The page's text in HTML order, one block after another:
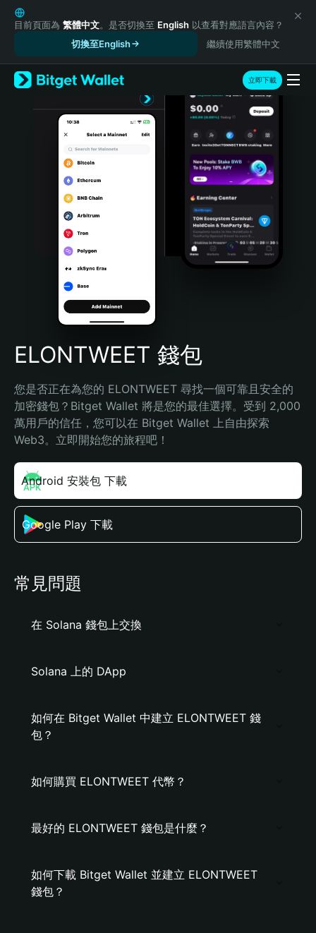
English
日本語
Русский
Español (Latinoamérica)
Türkçe
Português (Portugal)
Bahasa Indonesia
Português (Brasil)
Español (Argentina)
目前頁面為 繁體中文。是否切換至 English 以查看對應語言內容？
切換至English
繼續使用繁體中文
立即下載
ELONTWEET 錢包
您是否正在為您的 ELONTWEET 尋找一個可靠且安全的
加密錢包？Bitget Wallet 將是您的最佳選擇。受到 2,000
萬用戶的信任，您可以在 Bitget Wallet 上自由探索
Web3。立即開始您的旅程吧！
Android 安裝包 下載
Google Play 下載
常見問題
在 Solana 錢包上交換
Solana 上的 DApp
如何在 Bitget Wallet 中建立 ELONTWEET 錢
包？
如何購買 ELONTWEET 代幣？
最好的 ELONTWEET 錢包是什麼？
如何下載 Bitget Wallet 並建立 ELONTWEET
錢包？